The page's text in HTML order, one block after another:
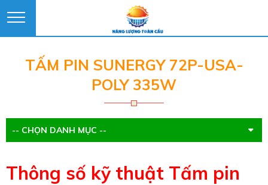
TẤM PIN SUNERGY 72P-USA-
POLY 335W
-- CHỌN DANH MỤC --
Thông số kỹ thuật Tấm pin